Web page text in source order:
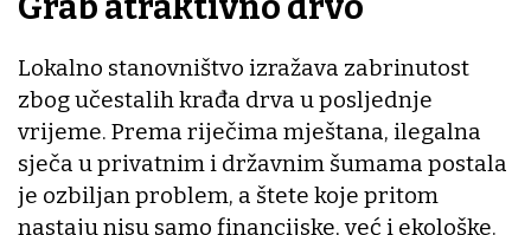
Lokalno stanovništvo izražava zabrinutost
zbog učestalih krađa drva u posljednje
vrijeme. Prema riječima mještana, ilegalna
sječa u privatnim i državnim šumama postala
je ozbiljan problem, a štete koje pritom
nastaju nisu samo financijske, već i ekološke.